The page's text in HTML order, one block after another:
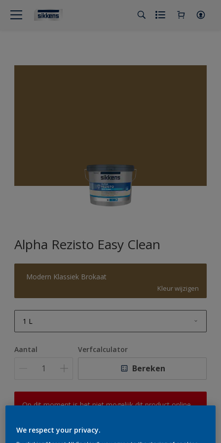
Alpha Rezisto Easy Clean
Modern Klassiek Brokaat
Kleur wijzigen
1 L
10 L
Aantal Verfcalculator
Bereken
Op dit moment is het niet mogelijk dit product online
er hard aan om de voorraad aan te vullen.
We respect your privacy.